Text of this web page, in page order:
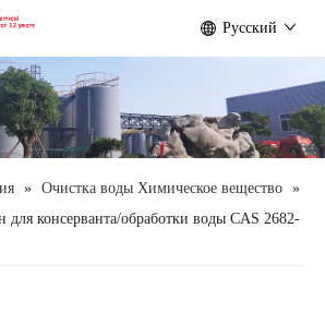
Pусский
» Очистка воды Химическое вещество »
для консерванта/обработки воды CAS 2682-